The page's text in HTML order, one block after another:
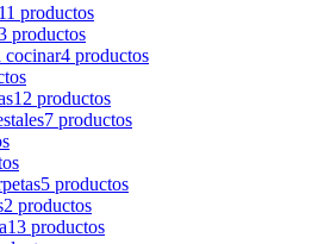
11 productos
productos
cocinar4 productos
12 productos
7 productos
5 productos
2 productos
13 productos